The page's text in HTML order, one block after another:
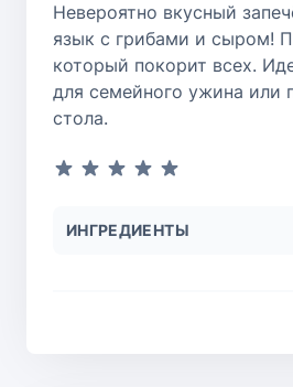
Невероятно вкусный
язык с грибами и сыром!
который покорит всех.
для семейного ужина или
стола.
ИНГРЕДИЕНТЫ